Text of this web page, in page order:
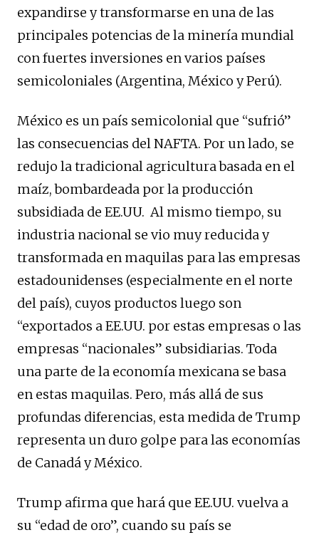
expandirse y transformarse en una de las
principales potencias de la minería mundial
con fuertes inversiones en varios países
semicoloniales (Argentina, México y Perú).
México es un país semicolonial que “sufrió”
las consecuencias del NAFTA. Por un lado, se
redujo la tradicional agricultura basada en el
maíz, bombardeada por la producción
subsidiada de EE.UU. Al mismo tiempo, su
industria nacional se vio muy reducida y
transformada en maquilas para las empresas
estadounidenses (especialmente en el norte
del país), cuyos productos luego son
“exportados a EE.UU. por estas empresas o las
empresas “nacionales” subsidiarias. Toda
una parte de la economía mexicana se basa
en estas maquilas. Pero, más allá de sus
profundas diferencias, esta medida de Trump
representa un duro golpe para las economías
de Canadá y México.
Trump afirma que hará que EE.UU. vuelva a
su “edad de oro”, cuando su país se